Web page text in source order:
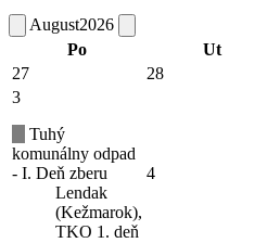
August2026
Po
Ut
27
28
3
Tuhý
komunálny odpad
- I. Deň zberu
Lendak
(Kežmarok),
TKO 1. deň
4